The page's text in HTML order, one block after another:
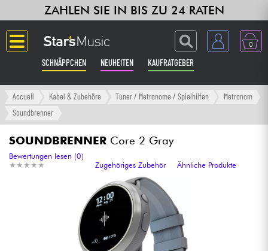
ZAHLEN SIE IN BIS ZU 24 RATEN
0
SCHNÄPPCHEN NEUHEITEN KAUFRATGEBER
Langue
Verstärker & Effekte
Klaviere & Piano
Synths & samplers
Accueil Kabel & Zubehöre Tuner / Metronome / Spielhilfen
Metronom
Soundbrenner
SOUNDBRENNER Core 2 Gray
★ ★ ★ ★ ★
★ ★ ★ ★ ★
Bewertungen lesen (0)
Zugehöriges Zubehör
Ähnliche Produkte